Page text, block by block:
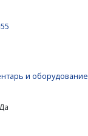
и оборудование